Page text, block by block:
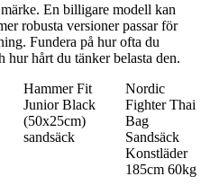
En billigare modell kan
robusta versioner passar för
Fundera på hur ofta du
hur hårt du tänker belasta den.
Hammer Fit
Junior Black
(50x25cm)
sandsäck
Nordic
Fighter Thai
Bag
Sandsäck
Konstläder
185cm 60kg